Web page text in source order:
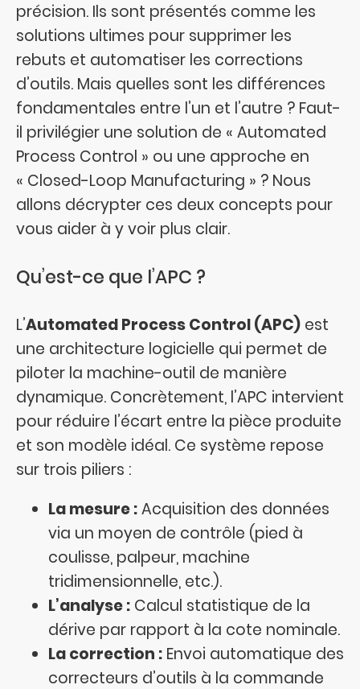
précision. Ils sont présentés comme les
solutions ultimes pour supprimer les
rebuts et automatiser les corrections
d’outils. Mais quelles sont les différences
fondamentales entre l’un et l’autre ? Faut-
il privilégier une solution de « Automated
Process Control » ou une approche en
« Closed-Loop Manufacturing » ? Nous
allons décrypter ces deux concepts pour
vous aider à y voir plus clair.
Qu’est-ce que l’APC ?
L’Automated Process Control (APC) est
une architecture logicielle qui permet de
piloter la machine-outil de manière
dynamique. Concrètement, l’APC intervient
pour réduire l’écart entre la pièce produite
et son modèle idéal. Ce système repose
sur trois piliers :
La mesure :Acquisition des données
via un moyen de contrôle (pied à
coulisse, palpeur, machine
tridimensionnelle, etc.).
L’analyse : Calcul statistique de la
dérive par rapport à la cote nominale.
La correction : Envoi automatique des
correcteurs d’outils à la commande